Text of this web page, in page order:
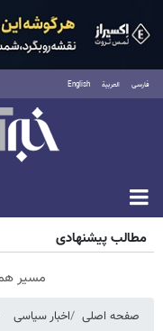
فارسی العربية English
پنجشنبه ۱۵ مرداد ۱۴۰۵
مطالب پیشنهادی
مسیر
صفحه اصلی اخبار سیاسی